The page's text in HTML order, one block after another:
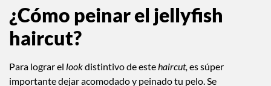
¿Cómo peinar el jellyfish
haircut?
Para lograr ellookdistintivo de estehaircut,es súper